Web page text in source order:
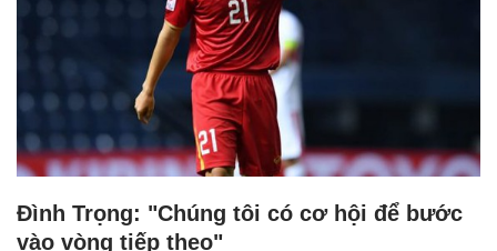
Đình Trọng: "Chúng tôi có cơ hội để bước
vào vòng tiếp theo"